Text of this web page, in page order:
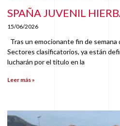
SPAÑA JUVENIL
15/06/2026
Tras un emocionante fin de
Sectores clasificatorios, ya están
lucharán por el título en la
Leer más »